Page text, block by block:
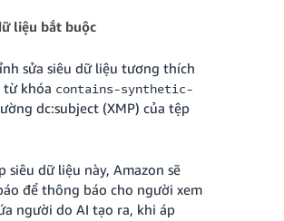
liệu bắt buộc
sửa siêu dữ liệu tương thích
từ khóa contains-synthetic-
dc:subject (XMP) của tệp
siêu dữ liệu này, Amazon sẽ
để thông báo cho người xem
người do AI tạo ra, khi áp